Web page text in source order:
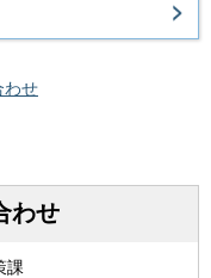
わせ
わせ
課